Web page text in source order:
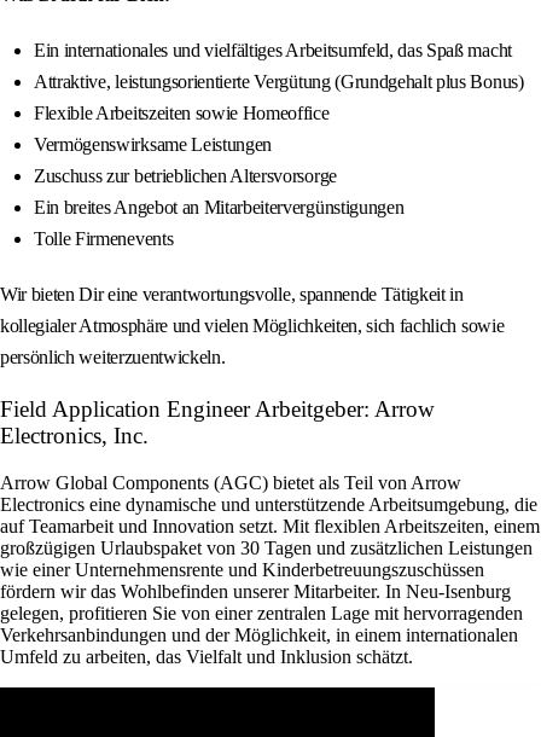
Ein internationales und vielfältiges Arbeitsumfeld, das Spaß macht
Attraktive, leistungsorientierte Vergütung (Grundgehalt plus Bonus)
Flexible Arbeitszeiten sowie Homeoffice
Vermögenswirksame Leistungen
Zuschuss zur betrieblichen Altersvorsorge
Ein breites Angebot an Mitarbeitervergünstigungen
Tolle Firmenevents
Wir bieten Dir eine verantwortungsvolle, spannende Tätigkeit in
kollegialer Atmosphäre und vielen Möglichkeiten, sich fachlich sowie
persönlich weiterzuentwickeln.
Field Application Engineer Arbeitgeber: Arrow
Electronics, Inc.
Arrow Global Components (AGC) bietet als Teil von Arrow
Electronics eine dynamische und unterstützende Arbeitsumgebung, die
auf Teamarbeit und Innovation setzt. Mit flexiblen Arbeitszeiten, einem
großzügigen Urlaubspaket von 30 Tagen und zusätzlichen Leistungen
wie einer Unternehmensrente und Kinderbetreuungszuschüssen
fördern wir das Wohlbefinden unserer Mitarbeiter. In Neu-Isenburg
gelegen, profitieren Sie von einer zentralen Lage mit hervorragenden
Verkehrsanbindungen und der Möglichkeit, in einem internationalen
Umfeld zu arbeiten, das Vielfalt und Inklusion schätzt.